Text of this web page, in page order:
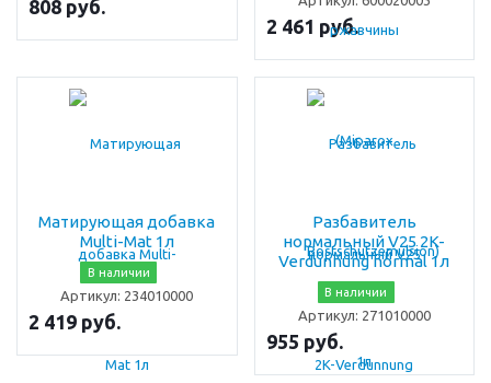
808 руб.
2 461 руб.
Матирующая добавка
Multi-Mat 1л
В наличии
Артикул: 234010000
2 419 руб.
Разбавитель
нормальный V25 2K-
Verdunnung normal 1л
В наличии
Артикул: 271010000
955 руб.